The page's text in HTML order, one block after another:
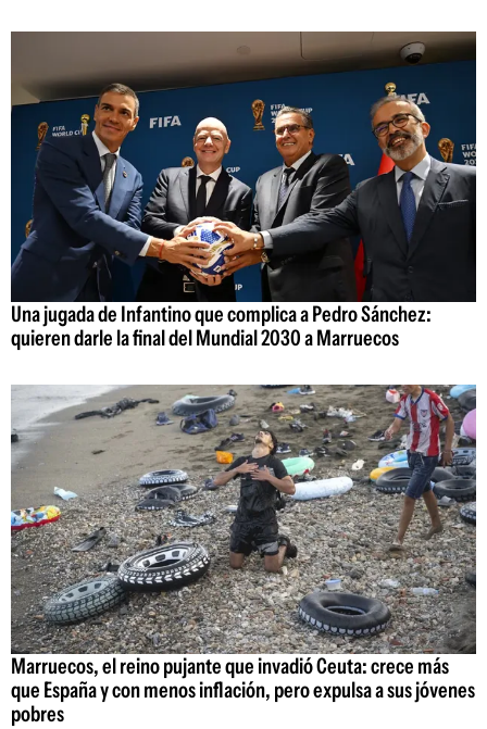
Una jugada de Infantino que complica a Pedro Sánchez:
quieren darle la final del Mundial 2030 a Marruecos
Marruecos, el reino pujante que invadió Ceuta: crece más
que España y con menos inflación, pero expulsa a sus jóvenes
pobres